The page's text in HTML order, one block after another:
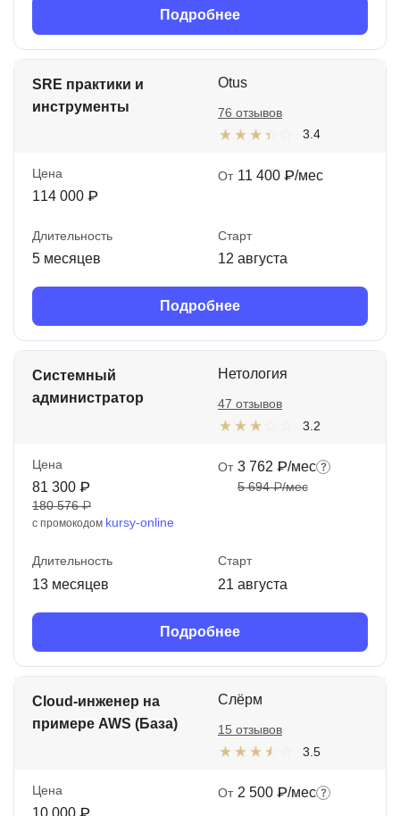
Подробнее
SRE практики и
инструменты
Otus
3.4
76 отзывов
Цена
114 000 ₽
От 11 400 ₽/мес
Длительность
5 месяцев
Старт
12 августа
Подробнее
Системный
администратор
Нетология
3.2
47 отзывов
Цена
81 300 ₽
180 576 ₽
с промокодом kursy-online
От 3 762 ₽/мес
5 694 ₽/мес
Длительность
13 месяцев
Старт
21 августа
Подробнее
Cloud-инженер на
примере AWS (База)
Слёрм
3.5
15 отзывов
Цена От 2 500 ₽/мес